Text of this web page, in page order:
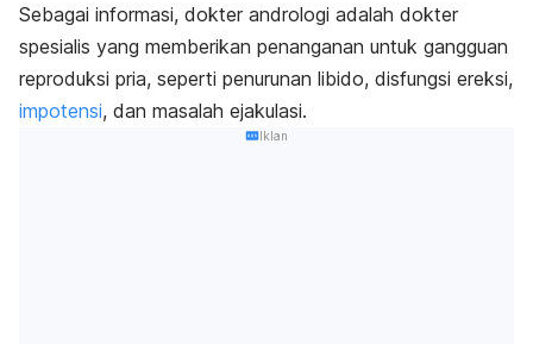
Sebagai informasi, dokter andrologi adalah dokter
spesialis yang memberikan penanganan untuk gangguan
reproduksi pria, seperti penurunan libido, disfungsi ereksi,
impotensi, dan masalah ejakulasi.
Iklan